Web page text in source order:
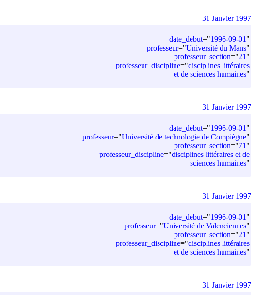
date_debut="1996-09-01 "
professeur="Université du Mans"
professeur_section="21 "
professeur_discipline="disciplines littéraires
et de sciences humaines"
31 Janvier 1997
date_debut="1996-09-01 "
professeur="Université de technologie de Compiègne"
professeur_section="71 "
professeur_discipline="disciplines littéraires et de
sciences humaines"
31 Janvier 1997
date_debut="1996-09-01 "
professeur="Université de Valenciennes"
professeur_section="21 "
professeur_discipline="disciplines littéraires
et de sciences humaines"
31 Janvier 1997
31 Janvier 1997